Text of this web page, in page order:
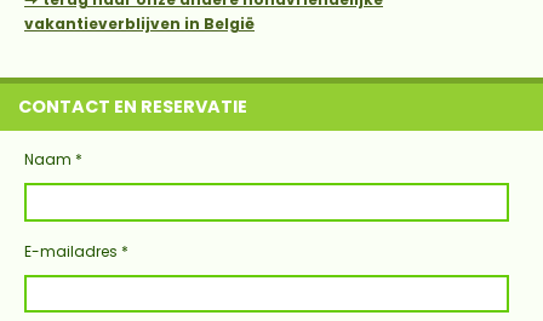
vakantieverblijven in België
CONTACT EN RESERVATIE
Naam *
E-mailadres *